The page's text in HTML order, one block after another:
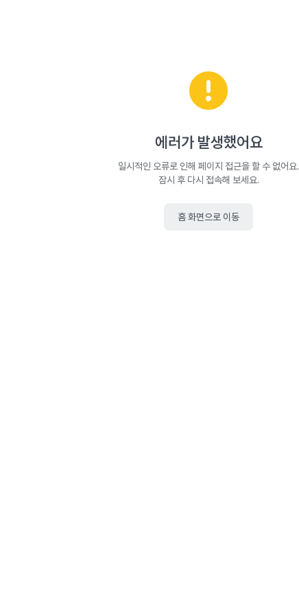
에러가 발생했어요
일시적인 오류로 인해 페이지 접근을 할 수 없어요.
잠시 후 다시 접속해 보세요.
홈 화면으로 이동